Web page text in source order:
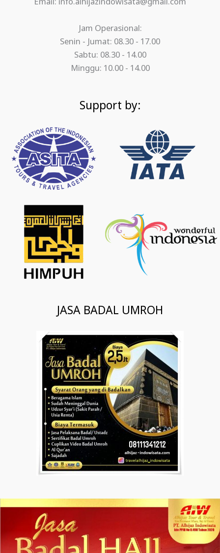
Email: info.alhijazindowisata@gmail.com
Jam Operasional:
Senin - Jumat: 08.30 - 17.00
Sabtu: 08.30 - 14.00
Minggu: 10.00 - 14.00
Support by:
JASA BADAL UMROH